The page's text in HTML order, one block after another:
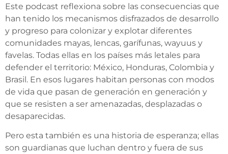
Este podcast reflexiona sobre las consecuencias que
han tenido los mecanismos disfrazados de desarrollo
y progreso para colonizar y explotar diferentes
comunidades mayas, lencas, garífunas, wayuus y
favelas. Todas ellas en los países más letales para
defender el territorio: México, Honduras, Colombia y
Brasil. En esos lugares habitan personas con modos
de vida que pasan de generación en generación y
que se resisten a ser amenazadas, desplazadas o
desaparecidas.
Pero esta también es una historia de esperanza; ellas
son guardianas que luchan dentro y fuera de sus